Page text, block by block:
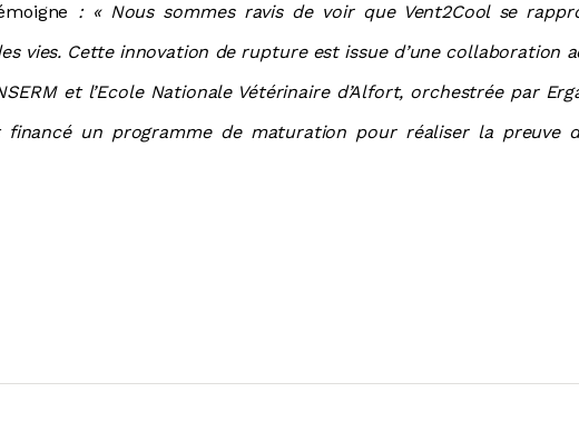
: « Nous sommes ravis de voir que Vent2Cool se
vies. Cette innovation de rupture est issue d’une collaboration
et l’Ecole Nationale Vétérinaire d’Alfort, orchestrée par
financé un programme de maturation pour réaliser la preuve